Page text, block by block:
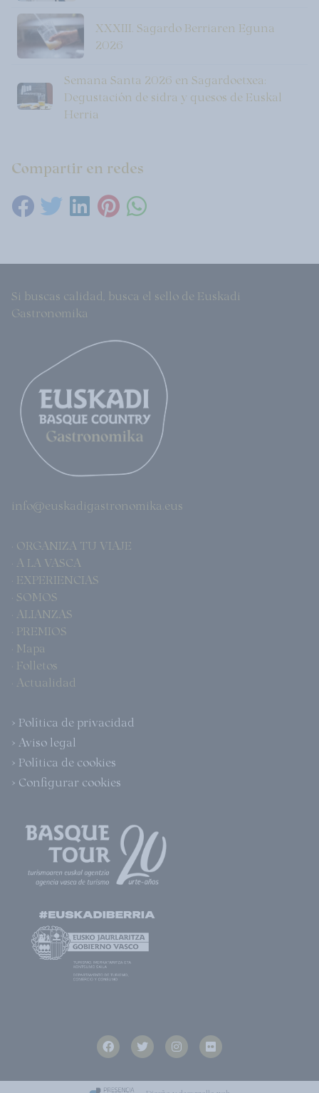
XXXIII. Sagardo Berriaren Eguna
2026
Semana Santa 2026 en Sagardoetxea:
Degustación de sidra y quesos de Euskal
Herria
Compartir en redes
Si buscas calidad, busca el sello de Euskadi
Gastronomika
info@euskadigastronomika.eus
· ORGANIZA TU VIAJE
· A LA VASCA
· EXPERIENCIAS
· SOMOS
· ALIANZAS
· PREMIOS
· Mapa
· Folletos
· Actualidad
> Política de privacidad
> Aviso legal
> Política de cookies
> Configurar cookies